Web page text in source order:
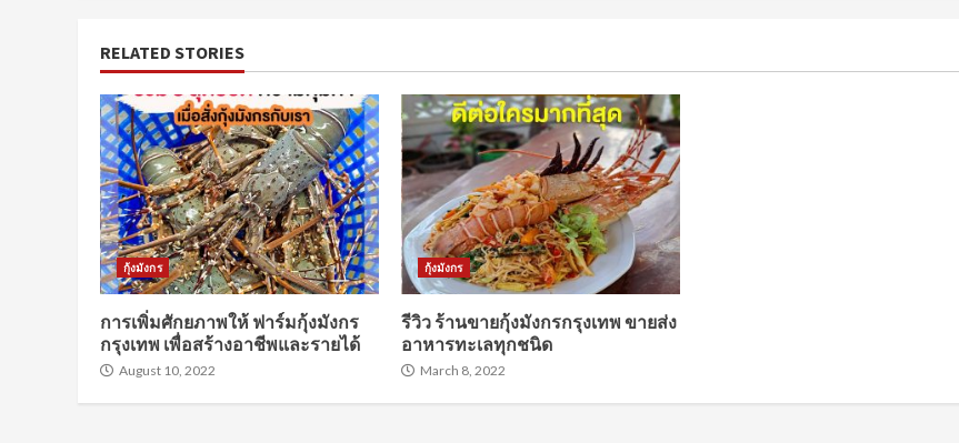
RELATED STORIES
กุ้งมังกร
การเพิ่มศักยภาพให้ ฟาร์มกุ้งมังกร
กรุงเทพ เพื่อสร้างอาชีพและรายได้
August 10, 2022
กุ้งมังกร
รีวิว ร้านขายกุ้งมังกรกรุงเทพ ขายส่ง
อาหารทะเลทุกชนิด
March 8, 2022